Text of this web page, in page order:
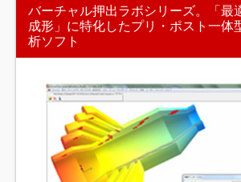
バーチャル押出ラボシリーズ。「最
成形」に特化したプリ・ポスト一体
析ソフト